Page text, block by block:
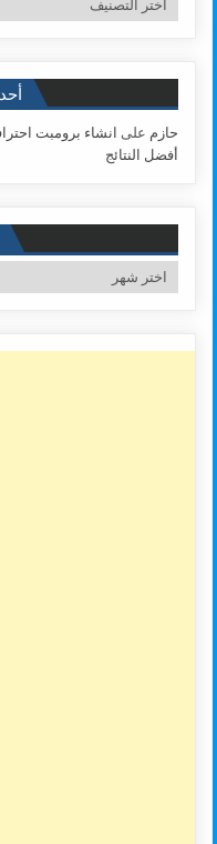
حازم على انشاء برومبت
أفضل النتائج
الأرشيف